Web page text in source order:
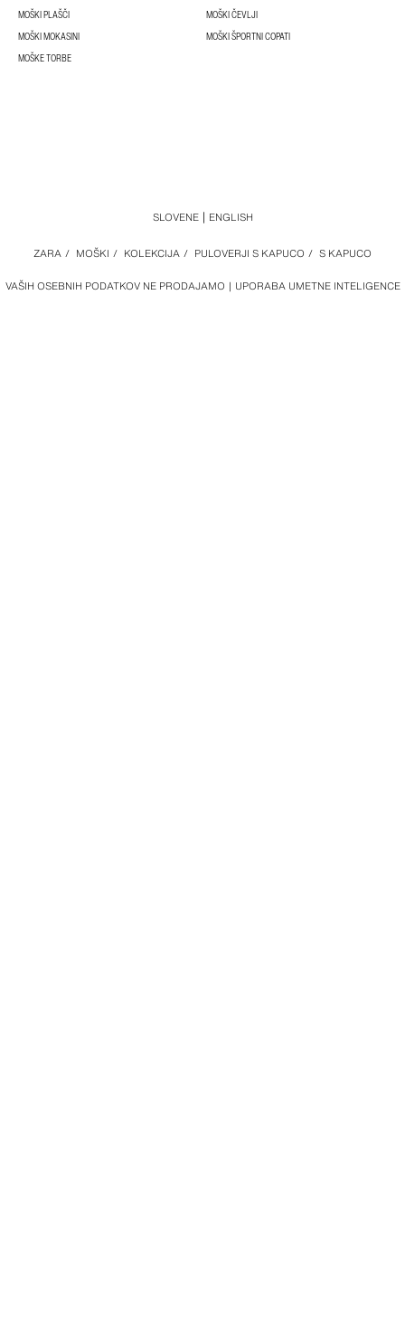
MOŠKI PLAŠČI
MOŠKI ČEVLJI
MOŠKI MOKASINI
MOŠKI ŠPORTNI COPATI
MOŠKE TORBE
VAŠIH OSEBNIH PODATKOV NE PRODAJAMO UPORABA UMETNE INTELIGENCE
ZARA / MOŠKI / KOLEKCIJA / PULOVERJI S KAPUCO / S KAPUCO
SLOVENE ENGLISH